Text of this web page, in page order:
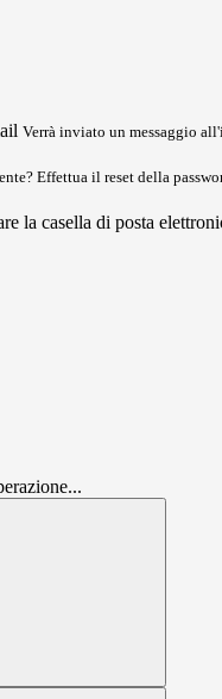
Verrà inviato un messaggio
Effettua il reset della
la casella di posta